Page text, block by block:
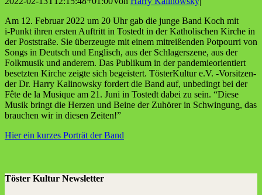
Am 12. Febru­ar 2022 um 20 Uhr gab die jun­ge Band Koch mit
i‑Punkt ihren ers­ten Auf­tritt in Tostedt in der Katho­li­schen Kir­che in
der Post­stra­ße. Sie über­zeug­te mit einem mit­rei­ßen­den Pot­pour­ri von
Songs in Deutsch und Eng­lisch, aus der Schla­ger­sze­ne, aus der
Folk­mu­sik und ande­rem. Das Publi­kum in der pan­de­mie­ori­en­tiert
besetz­ten Kir­che zeig­te sich begeis­tert. Tös­ter­Kul­tur e.V. ‑Vor­sit­zen­
der Dr. Har­ry Kali­now­sky for­dert die Band auf, unbe­dingt bei der
Fête de la Musi­que am 21. Juni in Tostedt dabei zu sein. “Die­se
Musik bringt die Her­zen und Bei­ne der Zuhö­rer in Schwin­gung, das
brau­chen wir in die­sen Zeiten!”
Hier ein kur­zes Por­trät der Band
Töster Kultur Newsletter